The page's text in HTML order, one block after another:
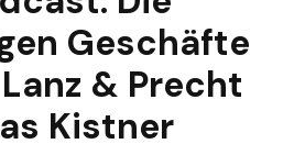
Geschäfte
& Precht
Kistner